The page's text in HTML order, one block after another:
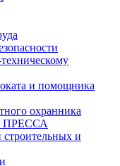
и помощника
охранника
ПРЕССА
строительных и